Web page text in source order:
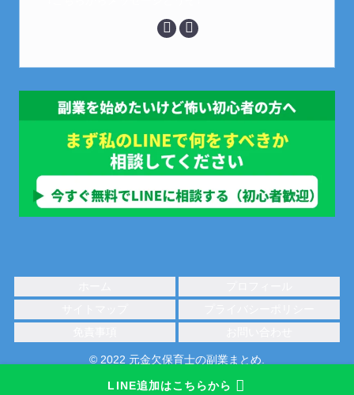
LINE追加はこちらから
© 2022 元金欠保育士の副業まとめ.